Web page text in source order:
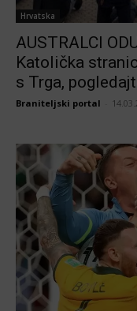
Hrvatska
AUSTRALCI
Katolička
s Trga,
Braniteljski portal